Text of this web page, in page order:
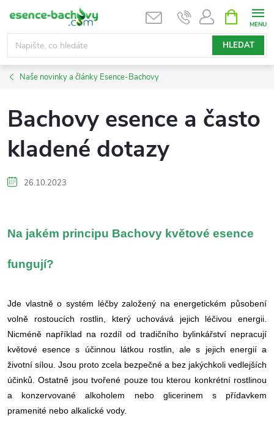
obsah
HLEDAT
NÁKUPNÍ
KOŠÍK
Naše novinky a články Esence-Bachovy
Bachovy esence a často
kladené dotazy
26.10.2023
Na jakém principu Bachovy květové esence
fungují?
Jde vlastně o systém léčby založený na energetickém působení
volně rostoucích rostlin, který uchovává jejich léčivou energii.
Nicméně například na rozdíl od tradičního bylinkářství nepracují
květové esence s účinnou látkou rostlin, ale s jejich energií a
životní sílou. Jsou proto zcela bezpečné a bez jakýchkoli vedlejších
účinků. Ostatně jsou tvořené pouze tou kterou konkrétní rostlinou
a konzervované alkoholem nebo glicerinem s přídavkem
pramenité nebo alkalické vody.